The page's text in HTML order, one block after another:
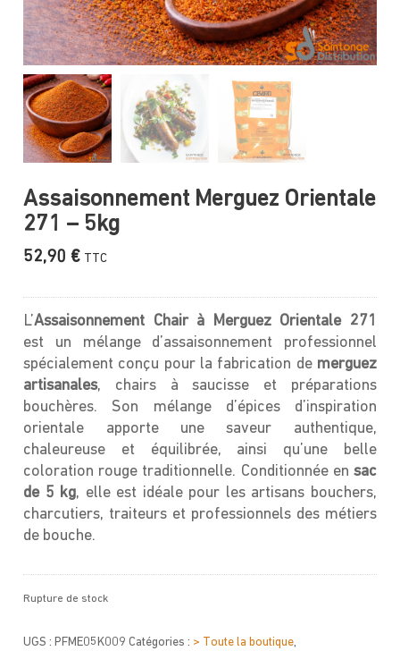
Assaisonnement Merguez Orientale
271 – 5kg
52,90 € TTC
L’Assaisonnement Chair à Merguez Orientale 271
est un mélange d’assaisonnement professionnel
spécialement conçu pour la fabrication de merguez
artisanales, chairs à saucisse et préparations
bouchères. Son mélange d’épices d’inspiration
orientale apporte une saveur authentique,
chaleureuse et équilibrée, ainsi qu’une belle
coloration rouge traditionnelle. Conditionnée en sac
de 5 kg, elle est idéale pour les artisans bouchers,
charcutiers, traiteurs et professionnels des métiers
de bouche.
Rupture de stock
UGS :PFME05K009 Catégories : > Toute la boutique,